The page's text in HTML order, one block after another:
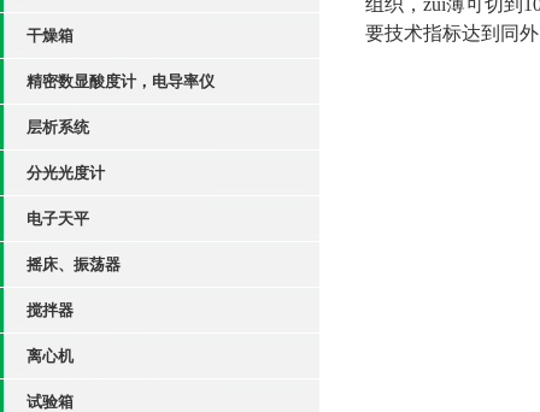
干燥箱
精密数显酸度计，电导率仪
层析系统
分光光度计
电子天平
摇床、振荡器
搅拌器
离心机
试验箱
组织，zui薄可切到
要技术指标达到同